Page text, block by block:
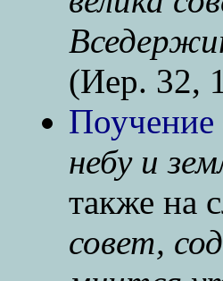
(Иер. 32,
Поучение
небу и
также на
совет,